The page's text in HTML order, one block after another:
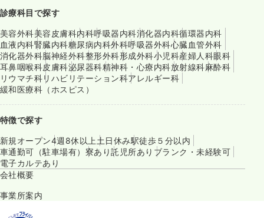
診療科目で探す
美容外科美容皮膚科内科呼吸器内科消化器内科循環器内科
血液内科腎臓内科糖尿病内科外科呼吸器外科心臓血管外科
消化器外科脳神経外科整形外科形成外科小児科産婦人科眼科
耳鼻咽喉科皮膚科泌尿器科精神科・心療内科放射線科麻酔科
リウマチ科リハビリテーション科アレルギー科
緩和医療科（ホスピス）
特徴で探す
新規オープン4週8休以上 土日休み駅徒歩５分以内
車通勤可（駐車場有） 寮あり託児所あり ブランク・未経験可
電子カルテあり
会社概要
事業所案内